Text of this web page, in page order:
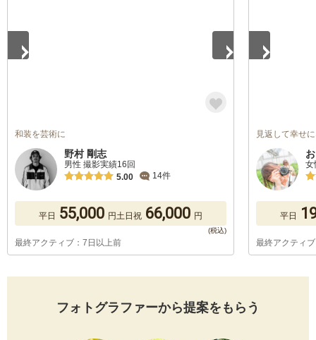
和装を芸術に
野村 剛志
男性 撮影実績16回
5.00
14件
平日 55,000 円土日祝 66,000 円
最終アクティブ：7日以上前
見返して幸せ
女
平日
最終アクティ
フォトグラファーから提案をもらう